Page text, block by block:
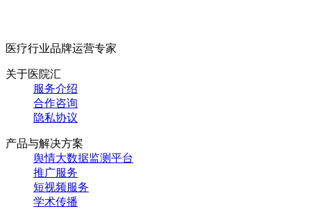
医疗行业品牌运营专家
关于医院汇
服务介绍
合作咨询
隐私协议
产品与解决方案
舆情大数据监测平台
推广服务
短视频服务
学术传播